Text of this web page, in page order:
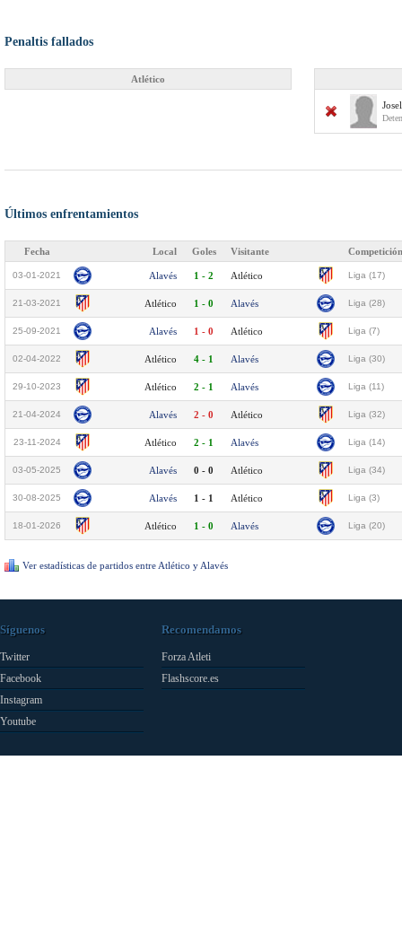
Penaltis fallados
Atlético
Últimos enfrentamientos
Fecha Local Goles Visitante Competición
03-01-2021 Alavés 1 - 2 Atlético Liga (17)
21-03-2021 Atlético 1 - 0 Alavés Liga (28)
25-09-2021 Alavés 1 - 0 Atlético Liga (7)
02-04-2022 Atlético 4 - 1 Alavés Liga (30)
29-10-2023 Atlético 2 - 1 Alavés Liga (11)
21-04-2024 Alavés 2 - 0 Atlético Liga (32)
23-11-2024 Atlético 2 - 1 Alavés Liga (14)
03-05-2025 Alavés 0 - 0 Atlético Liga (34)
30-08-2025 Alavés 1 - 1 Atlético Liga (3)
18-01-2026 Atlético 1 - 0 Alavés Liga (20)
Ver estadísticas de partidos entre Atlético y Alavés
Síguenos
Twitter
Facebook
Instagram
Youtube
Recomendamos
Forza Atleti
Flashscore.es